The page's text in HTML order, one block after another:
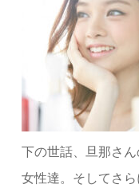
下の世話、旦那さ
女性達。そしてさ